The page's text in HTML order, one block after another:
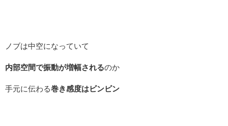
ノブは中空になっていて
内部空間で振動が増幅されるのか
手元に伝わる巻き感度はビンビン